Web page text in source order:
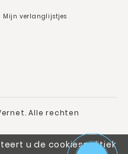
u de cookiespolitiek
Mijn verlanglijstjes
Alle rechten